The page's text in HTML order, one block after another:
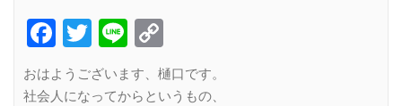
Facebook
Twitter
Line
Link
おはようございます、樋口です。
社会人になってからというもの、